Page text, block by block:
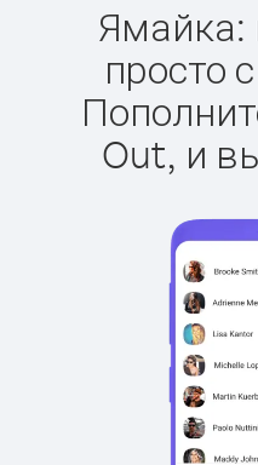
Ямайка:
просто
Out, и